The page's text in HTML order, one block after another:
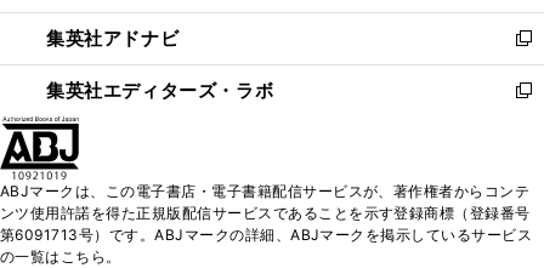
開
く
ウ
で
開
く
ン
ド
ウ
で
ウ
ィ
ン
ド
く
集英社アドナビ
新
し
い
ド
ウ
で
集英社エディターズ・ラボ
新
ィ
ン
ド
ABJマークは、この電子書店・電子書籍配信サービスが、著作権者からコンテ
ンツ使用許諾を得た正規版配信サービスであることを示す登録商標（登録番号
第6091713号）です。ABJマークの詳細、ABJマークを掲示しているサービス
の一覧はこちら。